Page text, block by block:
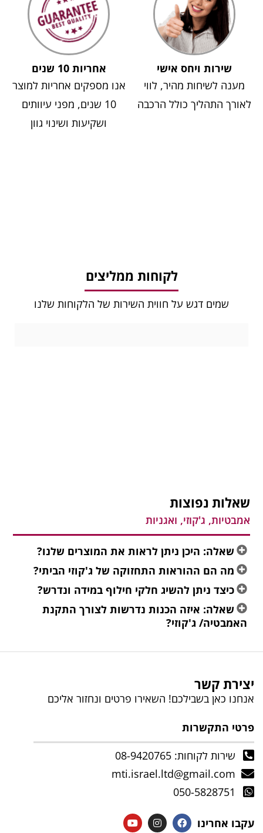
שירות ויחס אישי
מענה לשיחות מהיר, לווי
לאורך התהליך כולל הרכבה
אחריות 10 שנים
אנו מספקים אחריות למוצר
10 שנים, מפני עיוותים
ושקיעות ושינוי גוון
לקוחות ממליצים
שמים דגש על חווית השירות של הלקוחות שלנו
שאלות נפוצות
אמבטיות, ג'קוזי, ואגניות
שאלה: היכן ניתן לראות את המוצרים שלנו?
מה הם ההוראות התחזוקה של ג'קוזי הביתי?
כיצד ניתן להשיג חלקי חילוף במידה ונדרש?
שאלה: איזה הכנות נדרשות לצורך התקנת
האמבטיה/ ג'קוזי?
יצירת קשר
אנחנו כאן בשבילכם! השאירו פרטים ונחזור אליכם
פרטי התקשרות
שירות לקוחות: 08-9420765
mti.israel.ltd@gmail.com
050-5828751
עקבו אחרינו